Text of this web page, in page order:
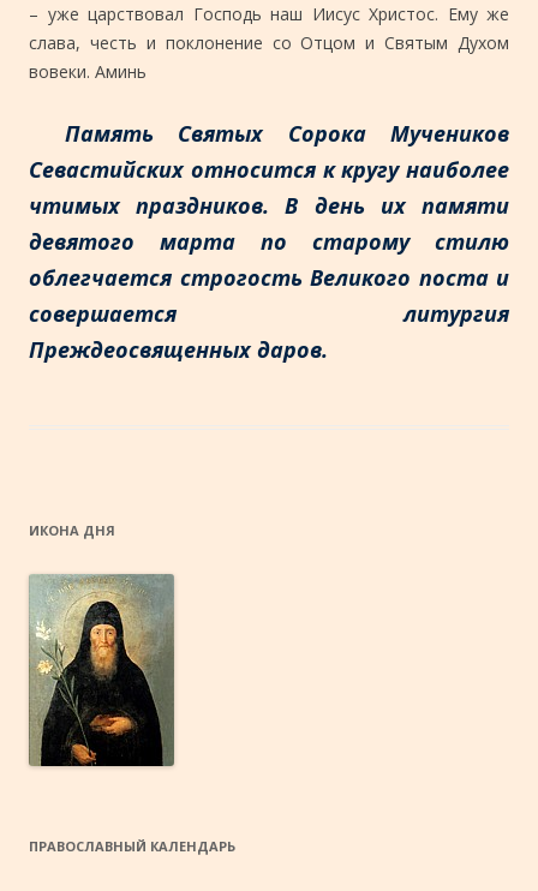
– уже царствовал Господь наш Иисус Христос. Ему же
слава, честь и поклонение со Отцом и Святым Духом
вовеки. Аминь
Память Святых Сорока Мучеников
Севастийских относится к кругу наиболее
чтимых праздников. В день их памяти
девятого марта по старому стилю
облегчается строгость Великого поста и
совершается литургия
Преждеосвященных даров.
ИКОНА ДНЯ
ПРАВОСЛАВНЫЙ КАЛЕНДАРЬ